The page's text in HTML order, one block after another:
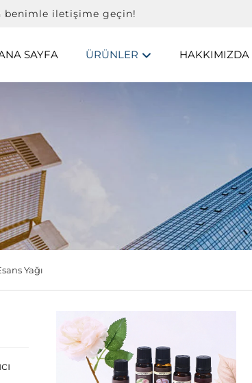
benimle iletişime geçin!
SAYFA ÜRÜNLER HAKKIMIZDA
Yağı